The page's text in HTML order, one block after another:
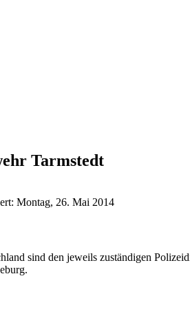
Tarmstedt
Montag, 26. Mai 2014
sind den jeweils zuständigen